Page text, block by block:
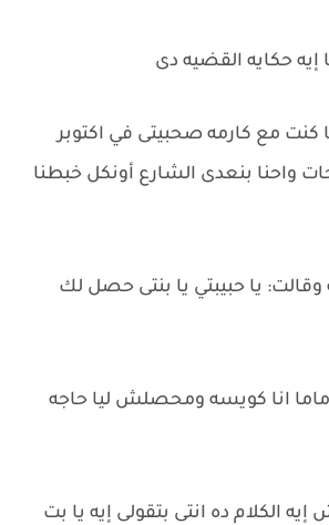
إيه حكايه القضيه دى
كنت مع كارمه صحبيتى في اكتوبر
واحنا بنعدى الشارع أونكل خبطنا
يا حبيبتي يا بنتى حصل لك
انا كويسه ومحصلش ليا حاجه
الكلام ده انتى بتقولى إيه يا بت